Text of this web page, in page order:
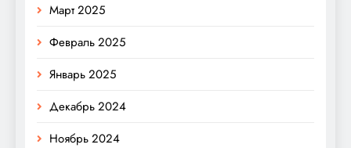
Март 2025
Февраль 2025
Январь 2025
Декабрь 2024
Ноябрь 2024